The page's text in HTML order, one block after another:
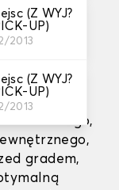
(Z WYJ?
UP)
2013
(Z WYJ?
UP)
2013
i
plandeką
i
od tego,
gradem,